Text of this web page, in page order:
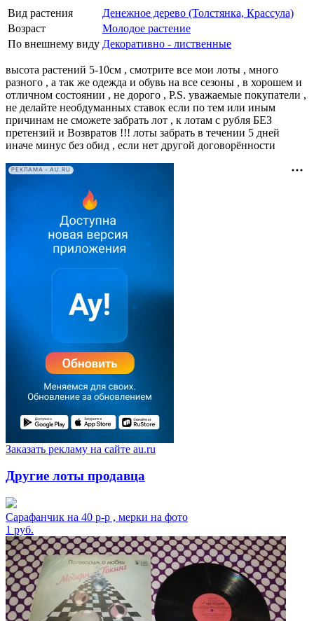
Вид растения
Денежное дерево (Толстянка, Крассула)
Возраст
Молодое растение
По внешнему виду Декоративно - лиственные
высота растений 5-10см , смотрите все мои лоты , много
разного , а так же одежда и обувь на все сезоны , в хорошем и
отличном состоянии , не дорого , Р.S. уважаемые покупатели ,
не делайте необдуманных ставок если по тем или иным
причинам не сможете забрать лот , к лотам с рубля БЕЗ
претензий и Возвратов !!! лоты забрать в течении 5 дней
иначе минус без обид , если нет другой договорённости
РЕКЛАМА • AU.RU
Заказать рекламу на сайте au.ru
Другие лоты продавца
Сарафанчик на 40 р-р , мерки на фото
1 руб.